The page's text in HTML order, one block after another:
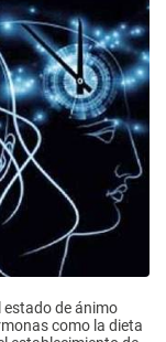
estado de ánimo
como la dieta